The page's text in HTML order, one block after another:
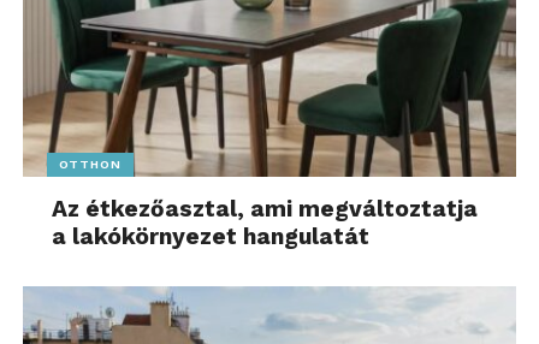
OTTHON
Az étkezőasztal, ami megváltoztatja
a lakókörnyezet hangulatát